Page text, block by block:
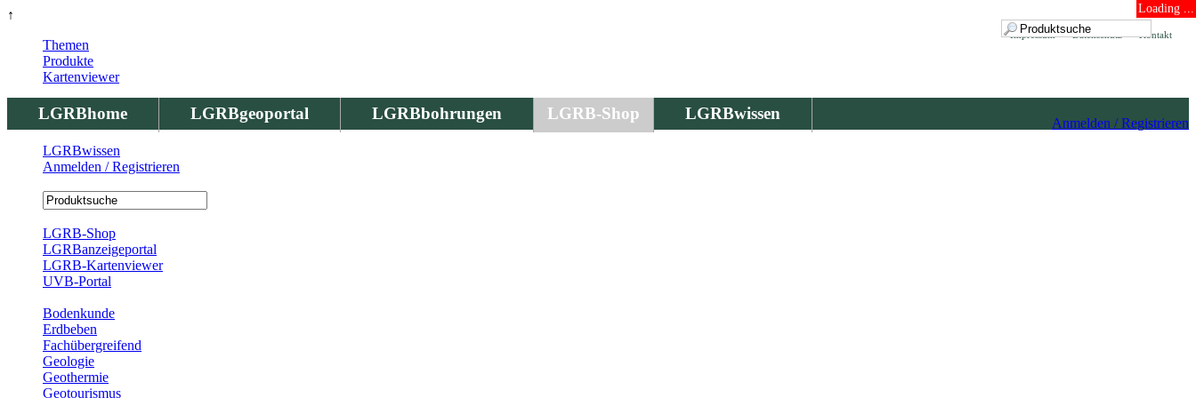
↑ Loading ...
Kontakt
Datenschutz
Impressum
LGRBhome LGRBgeoportal LGRBbohrungen LGRB-Shop LGRBwissen
Anmelden / Registrieren
Themen
Produkte
Kartenviewer
LGRBwissen
Anmelden / Registrieren
LGRB-Shop
LGRBanzeigeportal
LGRB-Kartenviewer
UVB-Portal
Bodenkunde
Erdbeben
Fachübergreifend
Geologie
Geothermie
Geotourismus